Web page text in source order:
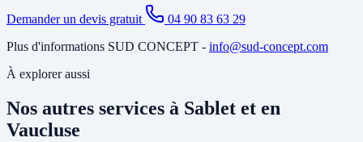
Demander un devis gratuit
04 90 83 63 29
Plus d'informations SUD CONCEPT - info@sud-concept.com
À explorer aussi
Nos autres services à Sablet et en
Vaucluse